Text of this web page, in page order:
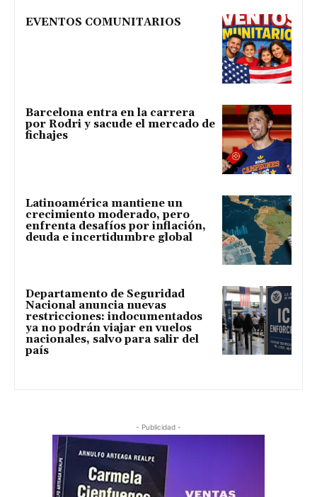
EVENTOS COMUNITARIOS
Barcelona entra en la carrera
por Rodri y sacude el mercado de
fichajes
Latinoamérica mantiene un
crecimiento moderado, pero
enfrenta desafíos por inflación,
deuda e incertidumbre global
Departamento de Seguridad
Nacional anuncia nuevas
restricciones: indocumentados
ya no podrán viajar en vuelos
nacionales, salvo para salir del
país
- Publicidad -